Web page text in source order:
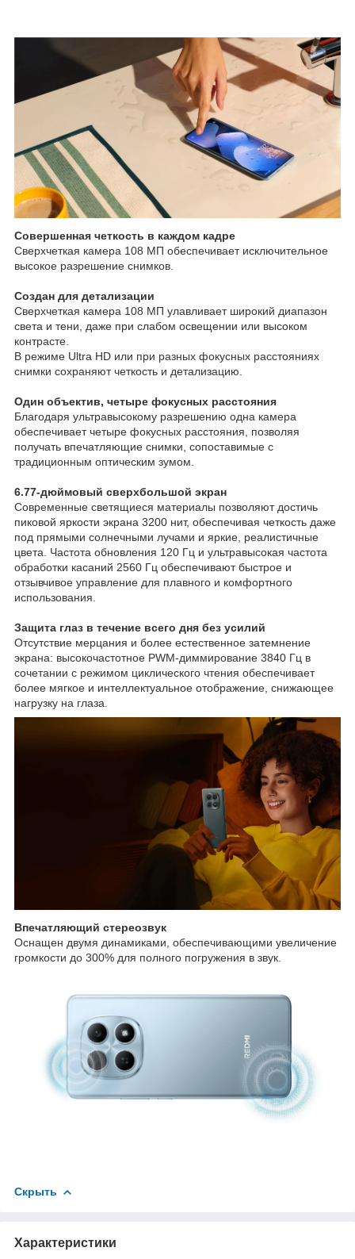
Совершенная четкость в каждом кадре
Сверхчеткая камера 108 МП обеспечивает исключительное
высокое разрешение снимков.
Создан для детализации
Сверхчеткая камера 108 МП улавливает широкий диапазон
света и тени, даже при слабом освещении или высоком
контрасте.
В режиме Ultra HD или при разных фокусных расстояниях
снимки сохраняют четкость и детализацию.
Один объектив, четыре фокусных расстояния
Благодаря ультравысокому разрешению одна камера
обеспечивает четыре фокусных расстояния, позволяя
получать впечатляющие снимки, сопоставимые с
традиционным оптическим зумом.
6.77-дюймовый сверхбольшой экран
Современные светящиеся материалы позволяют достичь
пиковой яркости экрана 3200 нит, обеспечивая четкость даже
под прямыми солнечными лучами и яркие, реалистичные
цвета. Частота обновления 120 Гц и ультравысокая частота
обработки касаний 2560 Гц обеспечивают быстрое и
отзывчивое управление для плавного и комфортного
использования.
Защита глаз в течение всего дня без усилий
Отсутствие мерцания и более естественное затемнение
экрана: высокочастотное PWM-диммирование 3840 Гц в
сочетании с режимом циклического чтения обеспечивает
более мягкое и интеллектуальное отображение, снижающее
нагрузку на глаза.
Впечатляющий стереозвук
Оснащен двумя динамиками, обеспечивающими увеличение
громкости до 300% для полного погружения в звук.
Скрыть
Характеристики